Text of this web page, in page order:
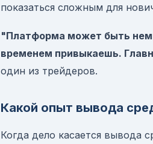
показаться сложным для
"Платформа может быть
временем привыкаешь.
один из трейдеров.
Какой опыт вывода
Когда дело касается вывода